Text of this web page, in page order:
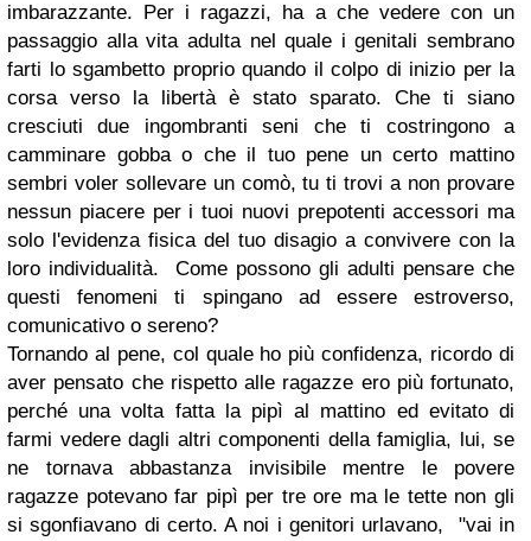
imbarazzante. Per i ragazzi, ha a che vedere con un
passaggio alla vita adulta nel quale i genitali sembrano
farti lo sgambetto proprio quando il colpo di inizio per la
corsa verso la libertà è stato sparato. Che ti siano
cresciuti due ingombranti seni che ti costringono a
camminare gobba o che il tuo pene un certo mattino
sembri voler sollevare un comò, tu ti trovi a non provare
nessun piacere per i tuoi nuovi prepotenti accessori ma
solo l'evidenza fisica del tuo disagio a convivere con la
loro individualità. Come possono gli adulti pensare che
questi fenomeni ti spingano ad essere estroverso,
comunicativo o sereno?
Tornando al pene, col quale ho più confidenza, ricordo di
aver pensato che rispetto alle ragazze ero più fortunato,
perché una volta fatta la pipì al mattino ed evitato di
farmi vedere dagli altri componenti della famiglia, lui, se
ne tornava abbastanza invisibile mentre le povere
ragazze potevano far pipì per tre ore ma le tette non gli
si sgonfiavano di certo. A noi i genitori urlavano, "vai in